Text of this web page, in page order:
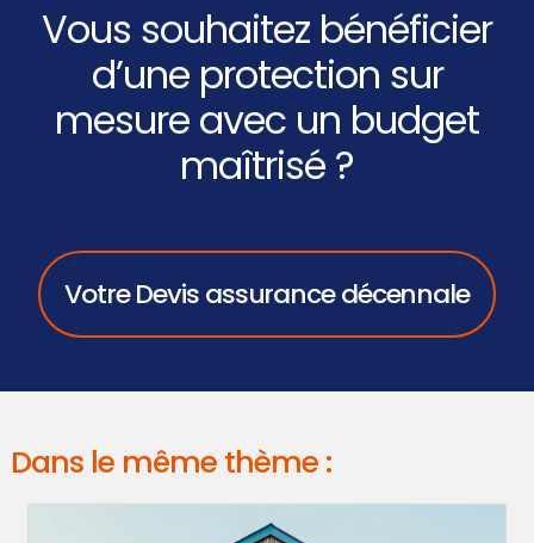
Vous souhaitez bénéficier
d’une protection sur
mesure avec un budget
maîtrisé ?
Votre Devis assurance décennale
Dans le même thème :